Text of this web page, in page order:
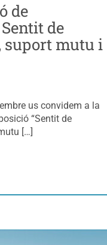
de
de
suport mutu i
us convidem a la
“Sentit de
[…]